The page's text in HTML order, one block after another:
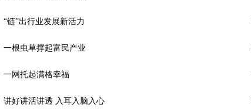
“链”出行业发展新活力
一根虫草撑起富民产业
一网托起满格幸福
讲好讲活讲透 入耳入脑入心